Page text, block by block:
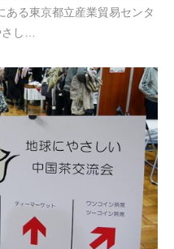
ある東京都立産業貿易センタ
し…